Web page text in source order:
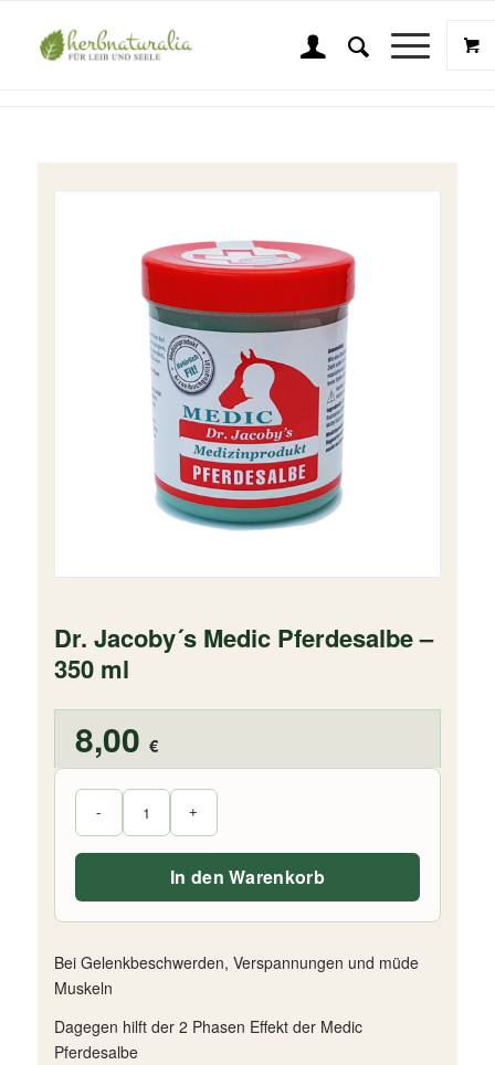
Shop
Sie sind hier: Startseite Dr. Jacoby Original Pferdesalbe /
Dr. Jacoby´s Medic Pferdesalbe –
350 ml
8,00 €
Bei Gelenkbeschwerden, Verspannungen und müde
Muskeln
Dagegen hilft der 2 Phasen Effekt der Medic
Pferdesalbe
In den Warenkorb